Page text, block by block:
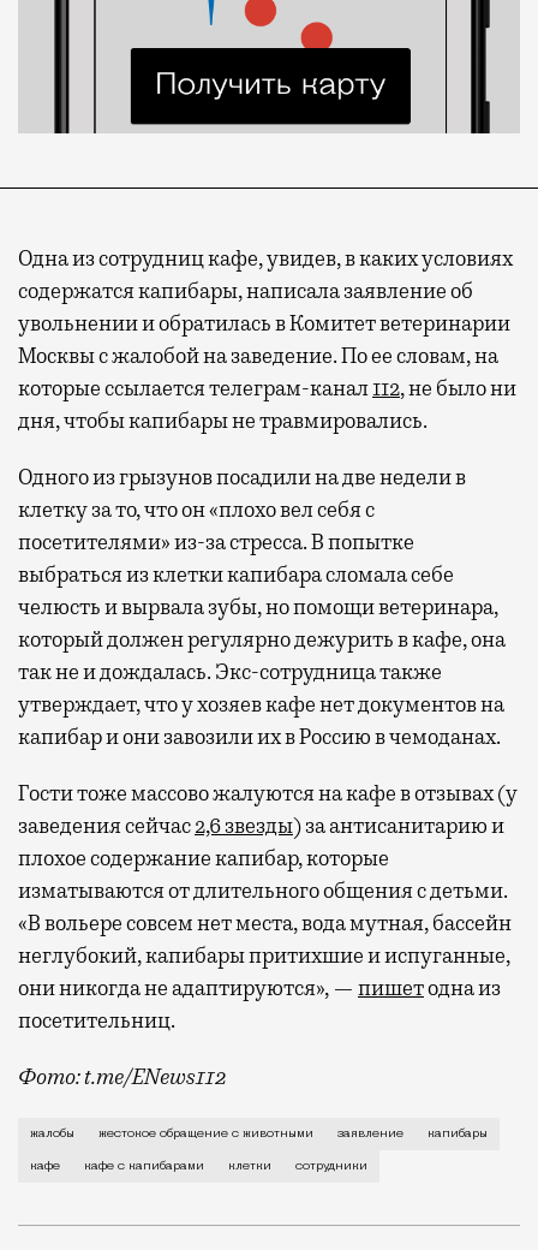
Одна из сотрудниц кафе, увидев, в каких условиях
содержатся капибары, написала заявление об
увольнении и обратилась в Комитет ветеринарии
Москвы с жалобой на заведение. По ее словам, на
которые ссылается телеграм-канал112, не было ни
дня, чтобы капибары не травмировались.
Одного из грызунов посадили на две недели в
клетку за то, что он «плохо вел себя с
посетителями» из-за стресса. В попытке
выбраться из клетки капибара сломала себе
челюсть и вырвала зубы, но помощи ветеринара,
который должен регулярно дежурить в кафе, она
так не и дождалась. Экс-сотрудница также
утверждает, что у хозяев кафе нет документов на
капибар и они завозили их в Россию в чемоданах.
Гости тоже массово жалуются на кафе в отзывах (у
заведения сейчас2,6 звезды) за антисанитарию и
плохое содержание капибар, которые
изматываются от длительного общения с детьми.
«В вольере совсем нет места, вода мутная, бассейн
неглубокий, капибары притихшие и испуганные,
они никогда не адаптируются», — пишетодна из
посетительниц.
Фото: t.me/ENews112
С момента открытия нового контактного кафе с
жалобы жестокое обращение с животными заявление капибары
кафе кафе с капибарами клетки сотрудники